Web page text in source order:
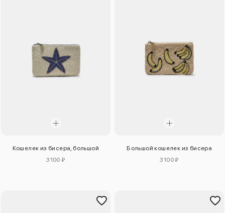
Кошелек из бисера, большой
3100 ₽
Большой кошелек из бисера
3100 ₽